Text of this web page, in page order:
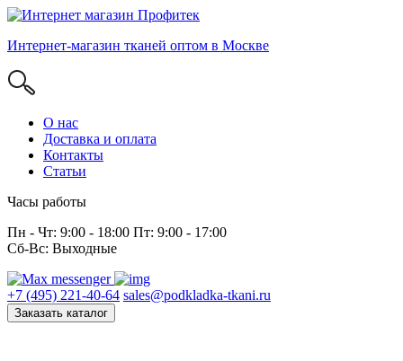
Интернет-магазин тканей оптом в Москве
О нас
Доставка и оплата
Контакты
Статьи
Часы работы
Пн - Чт: 9:00 - 18:00 Пт: 9:00 - 17:00
Сб-Вс: Выходные
+7 (495) 221-40-64 sales@podkladka-tkani.ru
Заказать каталог